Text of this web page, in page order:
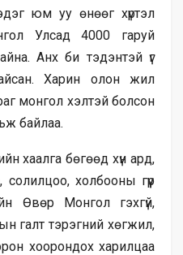
юм уу өнөөг хүртэл
Улсад 4000 гаруй
Анх би тэдэнтэй үг
Харин олон жил
монгол хэлтэй болсон
байлаа.
хаалга бөгөөд хүн ард,
холбооны гүүр
Өвөр Монгол гэхгүй,
галт тэрэгний хөгжил,
хоорондох харилцаа